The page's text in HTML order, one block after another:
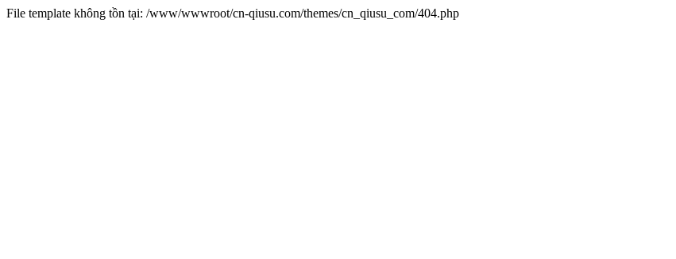
File template không tồn tại: /www/wwwroot/cn-qiusu.com/themes/cn_qiusu_com/404.php